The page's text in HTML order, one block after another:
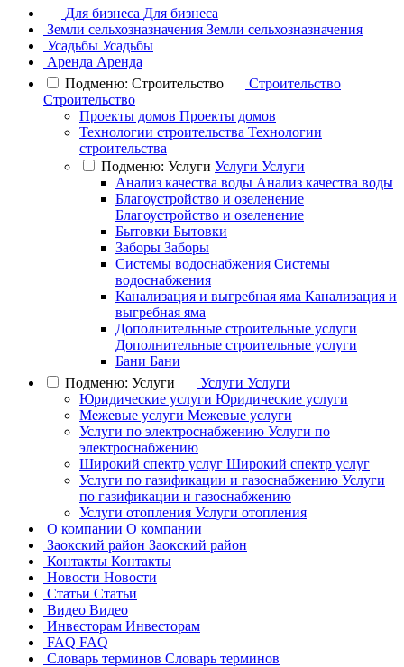
Для бизнеса Для бизнеса
Земли сельхозназначения Земли сельхозназначения
Усадьбы Усадьбы
Аренда Аренда
Подменю: Строительство
Строительство
Строительство
Проекты домов Проекты домов
Технологии строительства Технологии
строительства
Подменю: Услуги Услуги Услуги
Анализ качества воды Анализ качества воды
Благоустройство и озеленение
Благоустройство и озеленение
Бытовки Бытовки
Заборы Заборы
Системы водоснабжения Системы
водоснабжения
Канализация и выгребная яма Канализация и
выгребная яма
Дополнительные строительные услуги
Дополнительные строительные услуги
Бани Бани
Подменю: Услуги
Услуги Услуги
Юридические услуги Юридические услуги
Межевые услуги Межевые услуги
Услуги по электроснабжению Услуги по
электроснабжению
Широкий спектр услуг Широкий спектр услуг
Услуги по газификации и газоснабжению Услуги
по газификации и газоснабжению
Услуги отопления Услуги отопления
О компании О компании
Заокский район Заокский район
Контакты Контакты
Новости Новости
Статьи Статьи
Видео Видео
Инвесторам Инвесторам
FAQ FAQ
Словарь терминов Словарь терминов